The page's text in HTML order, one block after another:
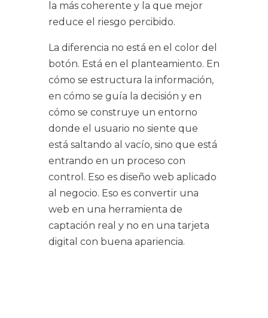
la más coherente y la que mejor
reduce el riesgo percibido.
La diferencia no está en el color del
botón. Está en el planteamiento. En
cómo se estructura la información,
en cómo se guía la decisión y en
cómo se construye un entorno
donde el usuario no siente que
está saltando al vacío, sino que está
entrando en un proceso con
control. Eso es diseño web aplicado
al negocio. Eso es convertir una
web en una herramienta de
captación real y no en una tarjeta
digital con buena apariencia.